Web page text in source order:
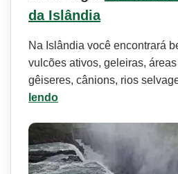
da Islândia
Na Islândia você encontrará
vulcões ativos, geleiras,
gêiseres, cânions, rios
lendo